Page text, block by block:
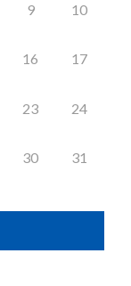
9 10
16 17
23 24
30 31